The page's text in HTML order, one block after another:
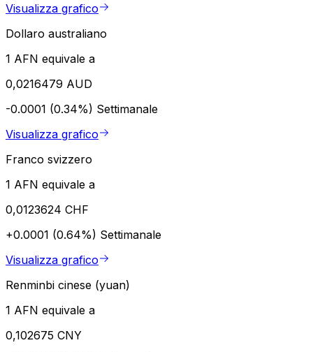
Visualizza grafico
Dollaro australiano
1 AFN equivale a
0,0216479 AUD
-0.0001 (0.34%) Settimanale
Visualizza grafico
Franco svizzero
1 AFN equivale a
0,0123624 CHF
+0.0001 (0.64%) Settimanale
Visualizza grafico
Renminbi cinese (yuan)
1 AFN equivale a
0,102675 CNY